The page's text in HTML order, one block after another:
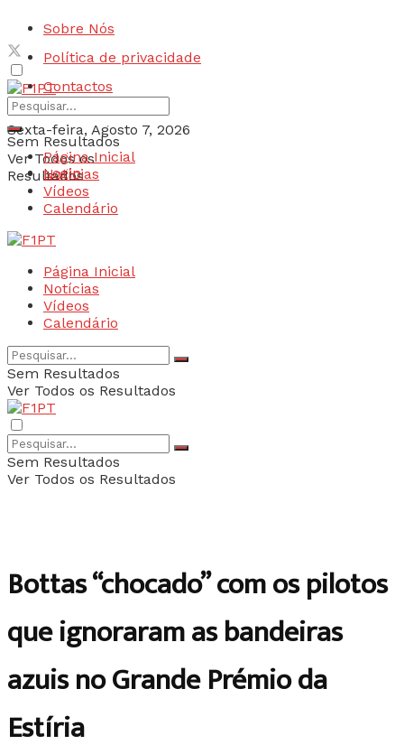
Sobre Nós
Política de privacidade
Contactos
Sexta-feira, Agosto 7, 2026
Login
Sem Resultados
Ver Todos os
Resultados
Página Inicial
Notícias
Vídeos
Calendário
Página Inicial
Notícias
Vídeos
Calendário
Sem Resultados
Ver Todos os Resultados
Sem Resultados
Ver Todos os Resultados
Bottas “chocado” com os pilotos
que ignoraram as bandeiras
azuis no Grande Prémio da
Estíria